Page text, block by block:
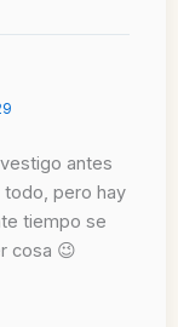
antes
pero hay
tiempo se
cosa 😉